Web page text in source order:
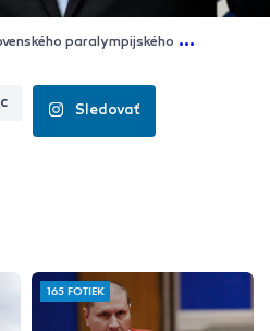
paralympijského ...
Sledovať
165 FOTIEK